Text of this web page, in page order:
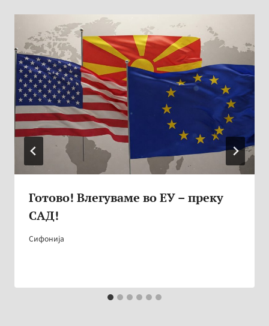
Готово! Влегуваме во ЕУ – преку
САД!
Сифонија